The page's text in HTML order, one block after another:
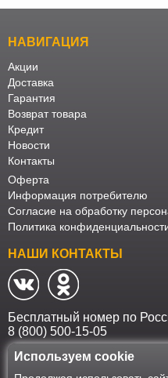
НАВИГАЦИЯ
Акции
Доставка
Гарантия
Возврат товара
Кредит
Новости
Контакты
Оферта
Информация потребителю
Согласие на обработку
Политика
НАШИ КОНТАКТЫ
Бесплатный номер по
8 (800) 500-15-05
Наш интернет-магазин
Используем cookie